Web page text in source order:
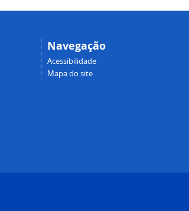
Navegação
Acessibilidade
Mapa do site